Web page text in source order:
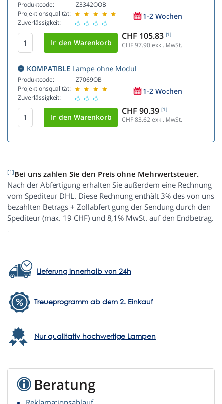
Produktcode:
Projektionsqualität:
Zuverlässigkeit:
Z3342OOB
1-2 Wochen
CHF 105.83 [1]
CHF 97.90exkl. MwSt.
KOMPATIBLE Lampe ohne Modul
Produktcode:
Projektionsqualität:
Zuverlässigkeit:
Z7069OB
1-2 Wochen
CHF 90.39 [1]
CHF 83.62exkl. MwSt.
[1]Bei uns zahlen Sie den Preis ohne Mehrwertsteuer.
Nach der Abfertigung erhalten Sie außerdem eine Rechnung
vom Spediteur DHL. Diese Rechnung enthält 3% des von uns
bezahlten Betrags + Zollabfertigung der Sendung durch den
Spediteur (max. 19 CHF) und 8,1% MwSt. auf den Endbetrag.
.
Lieferung innerhalb von 24h
Treueprogramm ab dem 2. Einkauf
Nur qualitativ hochwertige Lampen
Beratung